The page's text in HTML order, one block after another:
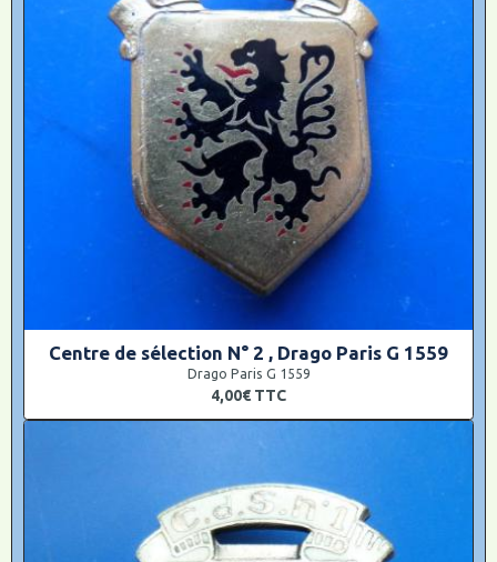
Centre de sélection N° 2 , Drago Paris G 1559
Drago Paris G 1559
4,00€ TTC